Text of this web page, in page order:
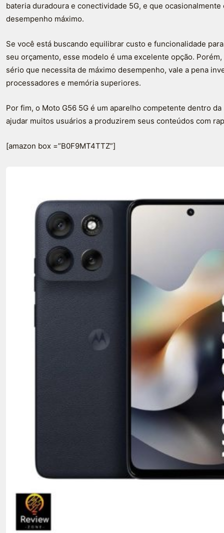
bateria duradoura e conectividade 5G, e que
desempenho máximo.
Se você está buscando equilibrar custo e funcionalidade
seu orçamento, esse modelo é uma excelente opção.
sério que necessita de máximo desempenho, vale a pena
processadores e memória superiores.
Por fim, o Moto G56 5G é um aparelho competente dentro
ajudar muitos usuários a produzirem seus conteúdos com
[amazon box =”B0F9MT4TTZ”]